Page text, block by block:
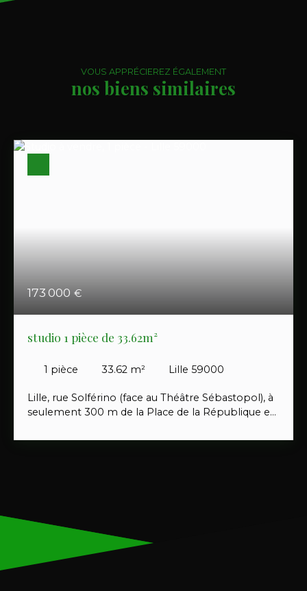
VOUS APPRÉCIEREZ ÉGALEMENT
nos biens similaires
173 000 €
studio 1 pièce de 33.62m²
1 pièce 33.62 m² Lille 59000
Lille, rue Solférino (face au Théâtre Sébastopol), à
seulement 300 m de la Place de la République et
vous propose ce studio situé, développant 33,62